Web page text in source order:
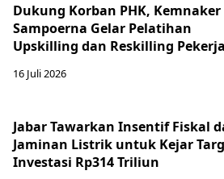
Dukung Korban PHK, Kemnaker
Sampoerna Gelar Pelatihan
Upskilling dan Reskilling Pekerja
16 Juli 2026
Jabar Tawarkan Insentif Fiskal
Jaminan Listrik untuk Kejar
Investasi Rp314 Triliun